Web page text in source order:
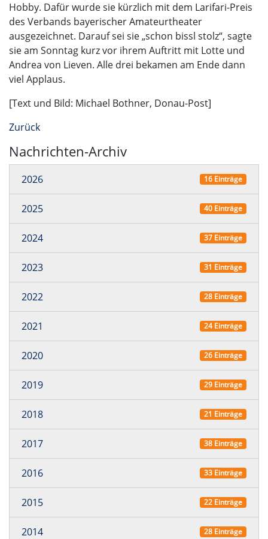
Hobby. Dafür wurde sie kürzlich mit dem Larifari-Preis
des Verbands bayerischer Amateurtheater
ausgezeichnet. Darauf sei sie „schon bissl stolz“, sagte
sie am Sonntag kurz vor ihrem Auftritt mit Lotte und
Andrea von Lieven. Alle drei bekamen am Ende dann
viel Applaus.
[Text und Bild: Michael Bothner, Donau-Post]
Zurück
Nachrichten-Archiv
2026 16 Einträge
2025 40 Einträge
2024 37 Einträge
2023 31 Einträge
2022 28 Einträge
2021 24 Einträge
2020 26 Einträge
2019 29 Einträge
2018 21 Einträge
2017 38 Einträge
2016 33 Einträge
2015 22 Einträge
2014 28 Einträge